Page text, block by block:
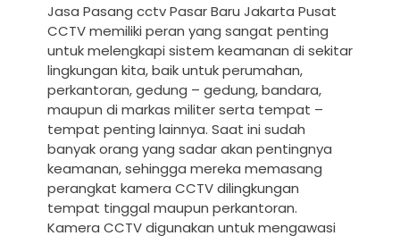
Jasa Pasang cctv Pasar Baru Jakarta Pusat
CCTV memiliki peran yang sangat penting
untuk melengkapi sistem keamanan di sekitar
lingkungan kita, baik untuk perumahan,
perkantoran, gedung – gedung, bandara,
maupun di markas militer serta tempat –
tempat penting lainnya. Saat ini sudah
banyak orang yang sadar akan pentingnya
keamanan, sehingga mereka memasang
perangkat kamera CCTV dilingkungan
tempat tinggal maupun perkantoran.
Kamera CCTV digunakan untuk mengawasi